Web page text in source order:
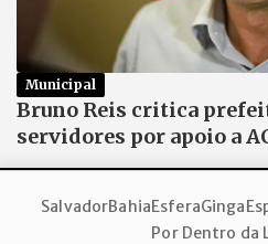
Municipal
Bruno Reis critica
servidores por apoio a
SalvadorBahiaEsferaGinga
Por Dentro da